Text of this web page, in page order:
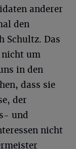
anderer
den
Schultz. Das
nicht um
in den
dass sie
der
und
nicht